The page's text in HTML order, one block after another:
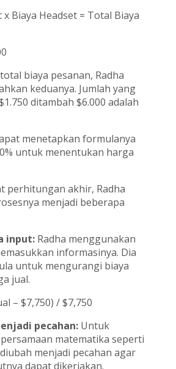
x Biaya Headset = Total Biaya
biaya pesanan, Radha
keduanya. Jumlah yang
ditambah $6.000 adalah
menetapkan formulanya
untuk menentukan harga
perhitungan akhir, Radha
menjadi beberapa
input:Radha menggunakan
informasinya. Dia
untuk mengurangi biaya
jual.
– $7,750) / $7,750
pecahan:Untuk
matematika seperti
menjadi pecahan agar
dapat dikerjakan.